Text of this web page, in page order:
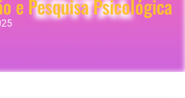
e Pesquisa Psicológica